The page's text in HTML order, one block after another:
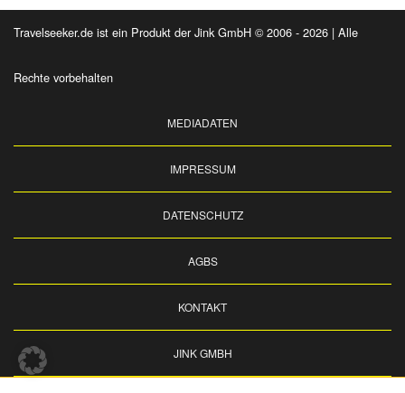
Travelseeker.de ist ein Produkt der Jink GmbH © 2006 - 2026 | Alle
Rechte vorbehalten
MEDIADATEN
IMPRESSUM
DATENSCHUTZ
AGBS
KONTAKT
JINK GMBH